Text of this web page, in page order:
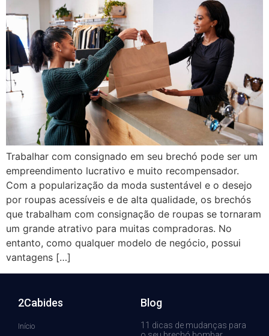
Trabalhar com consignado em seu brechó pode ser um
empreendimento lucrativo e muito recompensador.
Com a popularização da moda sustentável e o desejo
por roupas acessíveis e de alta qualidade, os brechós
que trabalham com consignação de roupas se tornaram
um grande atrativo para muitas compradoras. No
entanto, como qualquer modelo de negócio, possui
vantagens […]
2Cabides
Início
Blog
11 dicas de mudanças para